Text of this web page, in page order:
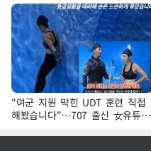
"여군 지원 막힌 UDT 훈련 직접
해봤습니다"…707 출신 女유튜버
'완벽 소화'